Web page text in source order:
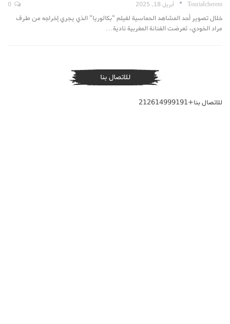
TouriaIcherem أبريل 18, 2025
خلال تصوير أحد المشاهد الحماسية لفيلم "بكالوريا" الذي يجري إخراجه من طرف
مراد الخودي، تعرضت الفنانة المغربية نادية…
للاتصال بنا
للاتصال بنا+212614999191